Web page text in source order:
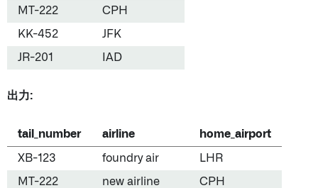
MT-222 CPH
KK-452 JFK
JR-201 IAD
出力:
tail_number airline home_airport
XB-123 foundry air LHR
MT-222 new airline CPH